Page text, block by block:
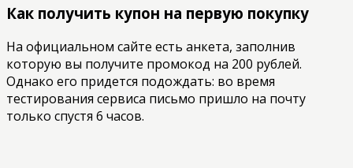
Как получить купон на первую покупку
На официальном сайте есть анкета, заполнив
которую вы получите промокод на 200 рублей.
Однако его придется подождать: во время
тестирования сервиса письмо пришло на почту
только спустя 6 часов.